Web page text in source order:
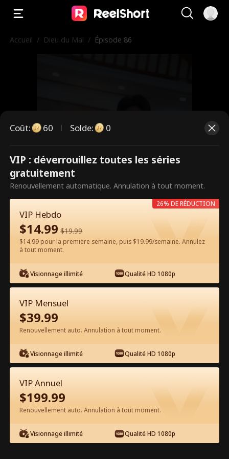
Accueil / Dieu du Mal / Épisode 86
Ce sont des épisodes payants.
Débloquez pour regarder.
60 Débloquer maintenant
Épisode 86 - Dieu du Mal Film
complet
1-50 51-86 Tous les épisodes
84
Coût: 60 Solde: 0
VIP : déverrouillez toutes les séries
gratuitement
Renouvellement automatique. Annulation à tout moment.
VIP Hebdo
$14.99 $19.99
$14.99 pour la première semaine, puis $19.99/semaine. Annulez
à tout moment.
Visionnage illimité Qualité HD 1080p
26% DE RÉDUCTION
VIP Mensuel
$39.99
Renouvellement auto. Annulation à tout moment.
Visionnage illimité Qualité HD 1080p
VIP Annuel
$199.99
Renouvellement auto. Annulation à tout moment.
Visionnage illimité Qualité HD 1080p